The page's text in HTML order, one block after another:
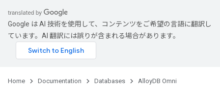
Google は AI 技術を使用して、コンテンツをご希望の言語に翻訳し
ています。AI 翻訳には誤りが含まれる場合があります。
Home Documentation Databases
AlloyDB Omni